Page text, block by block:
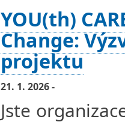
YOU(th)
Change:
projektu
21. 1. 2026 -
Jste